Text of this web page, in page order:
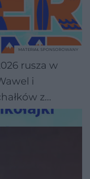
rusza w
i
z
MATERIAŁ SPONSOROWANY